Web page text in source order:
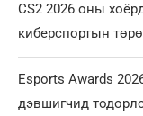
CS2 2026 оны
киберспортын
Esports Awards
дэвшигчид